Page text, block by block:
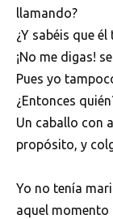
llamando?
¿Y sabéis que
¡No me digas!
Pues yo
¿Entonces
Un caballo con
propósito, y
Yo no tenía
aquel momento